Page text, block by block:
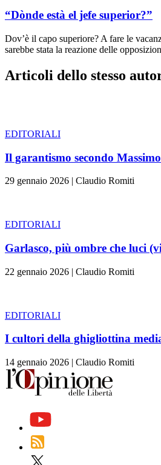
“Dònde està el jefe superior?”
Dov’è il capo superiore? A fare le
sarebbe stata la reazione delle
Articoli dello stesso
EDITORIALI
Il garantismo secondo
29 gennaio 2026 | Claudio Romiti
EDITORIALI
Garlasco, più ombre che luci
22 gennaio 2026 | Claudio Romiti
EDITORIALI
I cultori della ghigliottina
14 gennaio 2026 | Claudio Romiti